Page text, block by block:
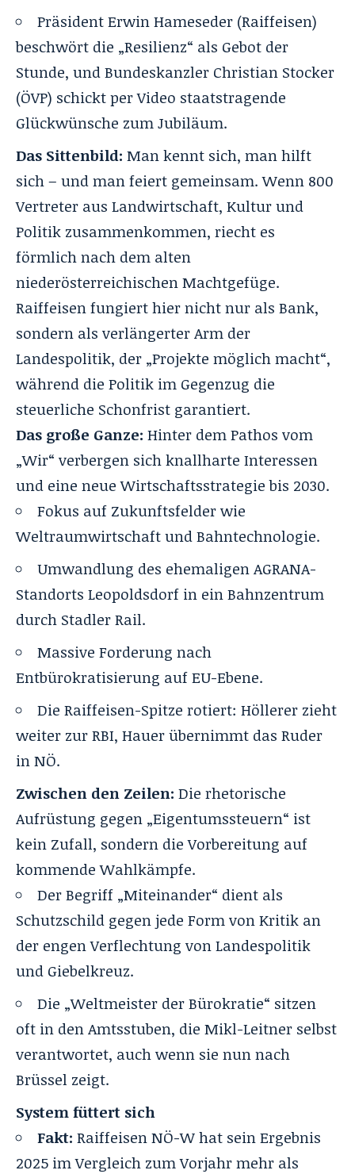
Präsident Erwin Hameseder (Raiffeisen)
beschwört die „Resilienz“ als Gebot der
Stunde, und Bundeskanzler Christian Stocker
(ÖVP) schickt per Video staatstragende
Glückwünsche zum Jubiläum.
Das Sittenbild: Man kennt sich, man hilft
sich – und man feiert gemeinsam. Wenn 800
Vertreter aus Landwirtschaft, Kultur und
Politik zusammenkommen, riecht es
förmlich nach dem alten
niederösterreichischen Machtgefüge.
Raiffeisen fungiert hier nicht nur als Bank,
sondern als verlängerter Arm der
Landespolitik, der „Projekte möglich macht“,
während die Politik im Gegenzug die
steuerliche Schonfrist garantiert.
Das große Ganze: Hinter dem Pathos vom
„Wir“ verbergen sich knallharte Interessen
und eine neue Wirtschaftsstrategie bis 2030.
Fokus auf Zukunftsfelder wie
Weltraumwirtschaft und Bahntechnologie.
Umwandlung des ehemaligen AGRANA-
Standorts Leopoldsdorf in ein Bahnzentrum
durch Stadler Rail.
Massive Forderung nach
Entbürokratisierung auf EU-Ebene.
Die Raiffeisen-Spitze rotiert: Höllerer zieht
weiter zur RBI, Hauer übernimmt das Ruder
in NÖ.
Zwischen den Zeilen: Die rhetorische
Aufrüstung gegen „Eigentumssteuern“ ist
kein Zufall, sondern die Vorbereitung auf
kommende Wahlkämpfe.
Der Begriff „Miteinander“ dient als
Schutzschild gegen jede Form von Kritik an
der engen Verflechtung von Landespolitik
und Giebelkreuz.
Die „Weltmeister der Bürokratie“ sitzen
oft in den Amtsstuben, die Mikl-Leitner selbst
verantwortet, auch wenn sie nun nach
Brüssel zeigt.
System füttert sich
Fakt: Raiffeisen NÖ-W hat sein Ergebnis
2025 im Vergleich zum Vorjahr mehr als